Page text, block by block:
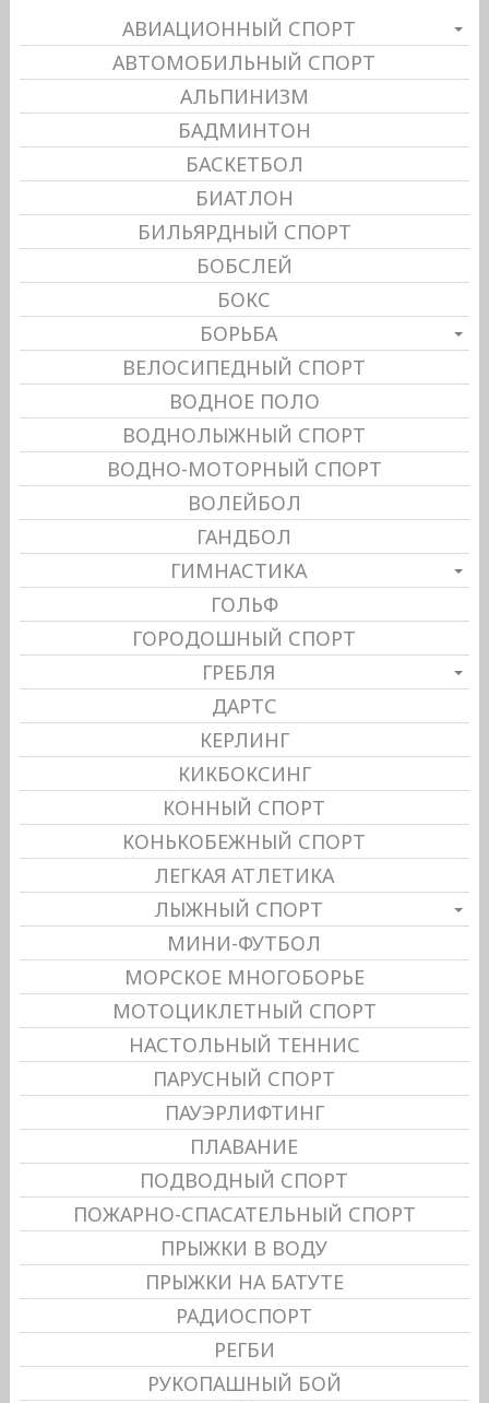
АВИАЦИОННЫЙ СПОРТ
АВТОМОБИЛЬНЫЙ СПОРТ
АЛЬПИНИЗМ
БАДМИНТОН
БАСКЕТБОЛ
БИАТЛОН
БИЛЬЯРДНЫЙ СПОРТ
БОБСЛЕЙ
БОКС
БОРЬБА
ВЕЛОСИПЕДНЫЙ СПОРТ
ВОДНОЕ ПОЛО
ВОДНОЛЫЖНЫЙ СПОРТ
ВОДНО-МОТОРНЫЙ СПОРТ
ВОЛЕЙБОЛ
ГАНДБОЛ
ГИМНАСТИКА
ГОЛЬФ
ГОРОДОШНЫЙ СПОРТ
ГРЕБЛЯ
ДАРТС
КЕРЛИНГ
КИКБОКСИНГ
КОННЫЙ СПОРТ
КОНЬКОБЕЖНЫЙ СПОРТ
ЛЕГКАЯ АТЛЕТИКА
ЛЫЖНЫЙ СПОРТ
МИНИ-ФУТБОЛ
МОРСКОЕ МНОГОБОРЬЕ
МОТОЦИКЛЕТНЫЙ СПОРТ
НАСТОЛЬНЫЙ ТЕННИС
ПАРУСНЫЙ СПОРТ
ПАУЭРЛИФТИНГ
ПЛАВАНИЕ
ПОДВОДНЫЙ СПОРТ
ПОЖАРНО-СПАСАТЕЛЬНЫЙ СПОРТ
ПРЫЖКИ В ВОДУ
ПРЫЖКИ НА БАТУТЕ
РАДИОСПОРТ
РЕГБИ
РУКОПАШНЫЙ БОЙ